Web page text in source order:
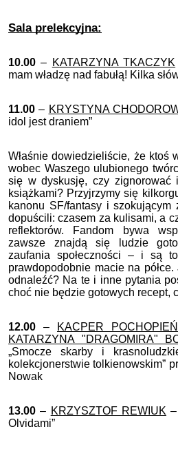
Sala prelekcyjna:
10.00 – KATARZYNA TKACZYK
mam władzę nad fabułą! Kilka
11.00 – KRYSTYNA
idol jest draniem”
Właśnie dowiedzieliście, że ktoś
wobec Waszego ulubionego
się w dyskusję, czy
książkami? Przyjrzymy się
kanonu SF/fantasy i
dopuścili: czasem za kulisami, a
reflektorów. Fandom bywa
zawsze znajdą się ludzie
zaufania społeczności – i są
prawdopodobnie macie na
odnaleźć? Na te i inne pytania
choć nie będzie gotowych recept,
12.00 –
KACPER
KATARZYNA "DRAGOMIRA"
„Smocze skarby i
kolekcjonerstwie tolkienowskim”
Nowak
13.00 – KRZYSZTOF REWIUK
Olvidami”